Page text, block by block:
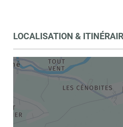
LOCALISATION &